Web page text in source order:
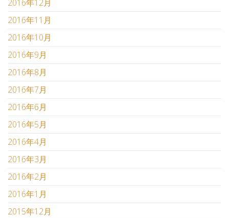
2016年12月
2016年11月
2016年10月
2016年9月
2016年8月
2016年7月
2016年6月
2016年5月
2016年4月
2016年3月
2016年2月
2016年1月
2015年12月